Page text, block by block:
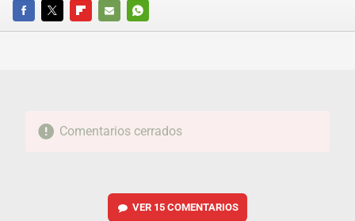
FACEBOOKTWITTERFLIPBOARD
E-
WHATSAPP
Comentarios cerrados
VER 15 COMENTARIOS